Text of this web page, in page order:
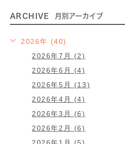
ARCHIVE 月別アーカイブ
2026年 (40)
2026年7月 (2)
2026年6月 (4)
2026年5月 (13)
2026年4月 (4)
2026年3月 (6)
2026年2月 (6)